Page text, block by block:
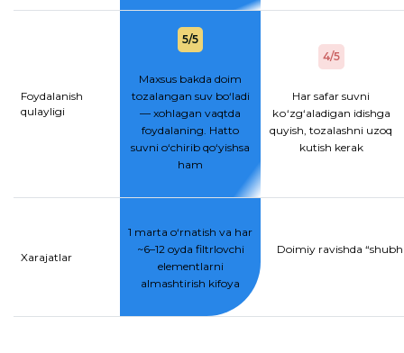
Foydalanish
qulayligi
5/5
Maxsus bakda doim
tozalangan suv bo‘ladi
— xohlagan vaqtda
foydalaning. Hatto
suvni o‘chirib qo‘yishsa
ham
4/5
Har safar suvni
kо‘zg‘aladigan idishga
quyish, tozalashni uzoq
kutish kerak
Xarajatlar
1 marta o‘rnatish va har
~6–12 oyda filtrlovchi
elementlarni
almashtirish kifoya
Doimiy ravishda